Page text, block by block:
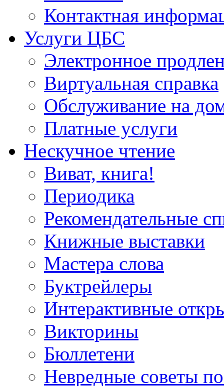
Контактная
Услуги ЦБС
Электронное
Виртуальная справка
Обслуживание на
Платные услуги
Нескучное чтение
Виват, книга!
Периодика
Рекомендательные
Книжные выставки
Мастера слова
Буктрейлеры
Интерактивные
Викторины
Бюллетени
Невредные советы